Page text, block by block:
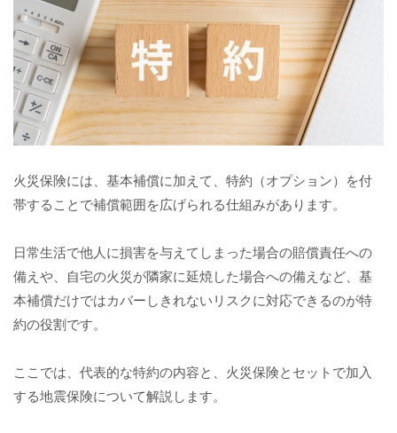
火災保険には、基本補償に加えて、特約（オプション）を付
帯することで補償範囲を広げられる仕組みがあります。
日常生活で他人に損害を与えてしまった場合の賠償責任への
備えや、自宅の火災が隣家に延焼した場合への備えなど、基
本補償だけではカバーしきれないリスクに対応できるのが特
約の役割です。
ここでは、代表的な特約の内容と、火災保険とセットで加入
する地震保険について解説します。